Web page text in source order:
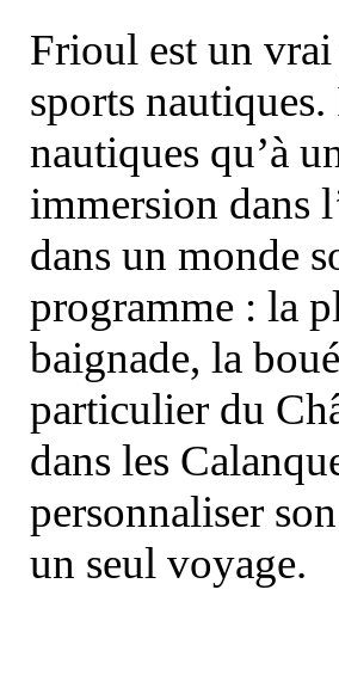
Frioul est un vrai
sports
nautiques qu’à
immersion dans
dans un monde
programme : la
baignade, la
particulier du
dans les
personnaliser
un seul voyage.